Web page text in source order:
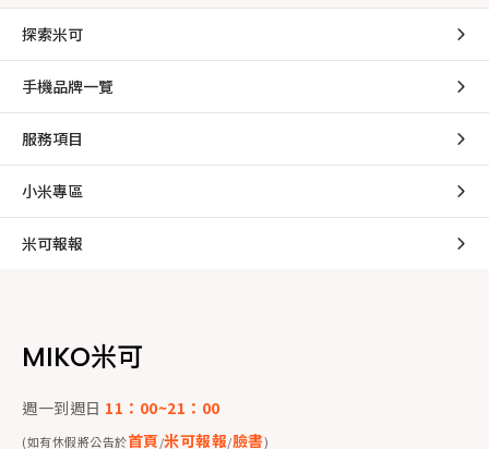
探索米可
手機品牌一覽
服務項目
小米專區
米可報報
MIKO米可
週一到週日 11：00~21：00
(如有休假將公告於首頁/米可報報/臉書)